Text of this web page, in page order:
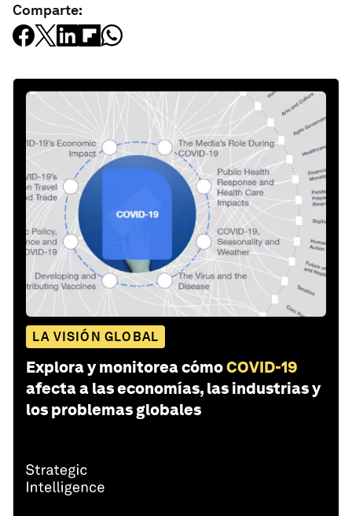
Comparte:
LA VISIÓN GLOBAL
Explora y monitorea cómoCOVID-19
afecta a las economías, las industrias y
los problemas globales